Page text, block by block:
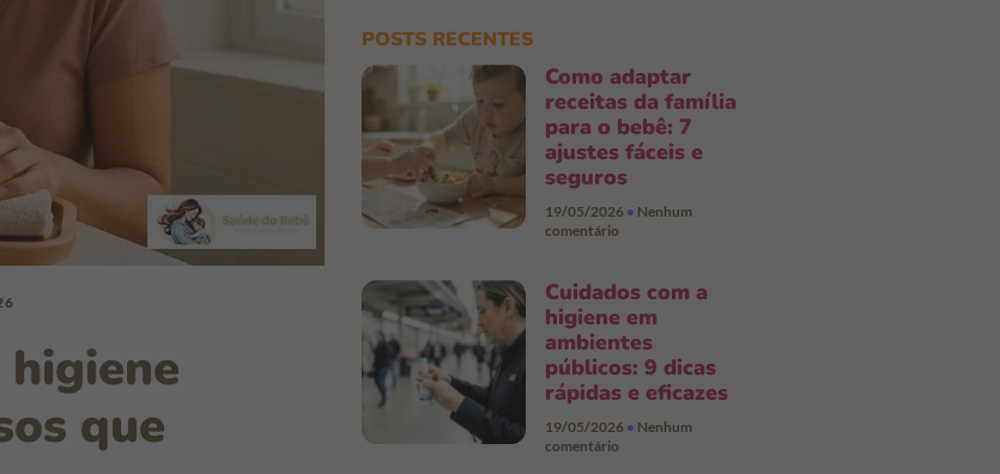
que
POSTS RECENTES
Como adaptar
receitas da família
para o bebê: 7
ajustes fáceis e
seguros
19/05/2026
Nenhum
comentário
Cuidados com a
higiene em
ambientes
públicos: 9 dicas
rápidas e eficazes
19/05/2026
Nenhum
comentário